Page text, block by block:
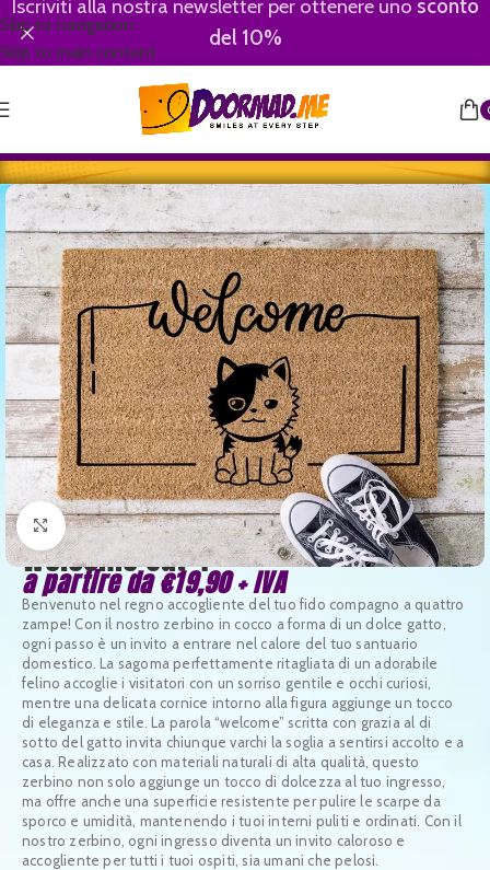
Skip to navigation
Skip to main content
Iscriviti alla nostra newsletter per ottenere uno sconto
del 10%
Clicca per ingrandire
Welcome Cat 4
a partire da€19,90+ IVA
Benvenuto nel regno accogliente del tuo fido compagno a quattro
zampe! Con il nostro zerbino in cocco a forma di un dolce gatto,
ogni passo è un invito a entrare nel calore del tuo santuario
domestico. La sagoma perfettamente ritagliata di un adorabile
felino accoglie i visitatori con un sorriso gentile e occhi curiosi,
mentre una delicata cornice intorno alla figura aggiunge un tocco
di eleganza e stile. La parola “welcome” scritta con grazia al di
sotto del gatto invita chiunque varchi la soglia a sentirsi accolto e a
casa. Realizzato con materiali naturali di alta qualità, questo
zerbino non solo aggiunge un tocco di dolcezza al tuo ingresso,
ma offre anche una superficie resistente per pulire le scarpe da
sporco e umidità, mantenendo i tuoi interni puliti e ordinati. Con il
nostro zerbino, ogni ingresso diventa un invito caloroso e
accogliente per tutti i tuoi ospiti, sia umani che pelosi.